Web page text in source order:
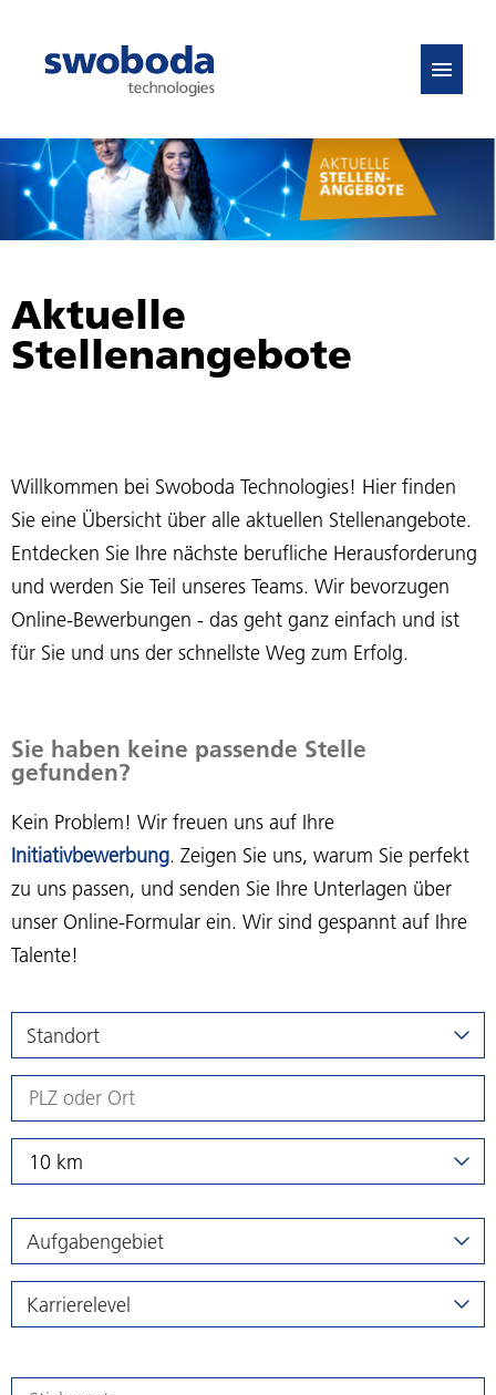
EN
Stellenangebote
Aktuelle
Stellenangebote
Willkommen bei Swoboda Technologies! Hier finden
Sie eine Übersicht über alle aktuellen Stellenangebote.
Entdecken Sie Ihre nächste berufliche Herausforderung
und werden Sie Teil unseres Teams. Wir bevorzugen
Online-Bewerbungen - das geht ganz einfach und ist
für Sie und uns der schnellste Weg zum Erfolg.
Sie haben keine passende Stelle
gefunden?
Kein Problem! Wir freuen uns auf Ihre
Initiativbewerbung. Zeigen Sie uns, warum Sie perfekt
zu uns passen, und senden Sie Ihre Unterlagen über
unser Online-Formular ein. Wir sind gespannt auf Ihre
Talente!
Standort
10 km
Aufgabengebiet
Karrierelevel